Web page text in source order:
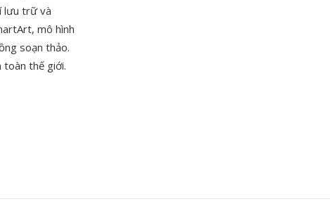
lưu trữ và
mô hình
soạn thảo.
toàn thế giới.